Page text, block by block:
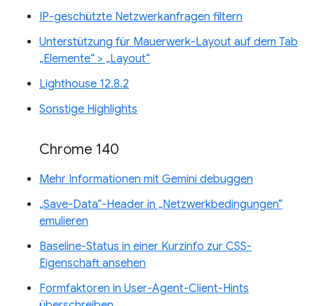
IP-geschützte Netzwerkanfragen filtern
Unterstützung für Mauerwerk-Layout auf dem Tab
„Elemente“ > „Layout“
Lighthouse 12.8.2
Sonstige Highlights
Chrome 140
Mehr Informationen mit Gemini debuggen
„Save-Data“-Header in „Netzwerkbedingungen“
emulieren
Baseline-Status in einer Kurzinfo zur CSS-
Eigenschaft ansehen
Formfaktoren in User-Agent-Client-Hints